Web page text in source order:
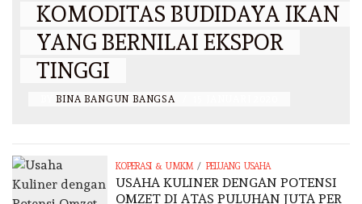
KOMODITAS BUDIDAYA IKAN
YANG BERNILAI EKSPOR
TINGGI
BINA BANGUN BANGSA
KOPERASI & UMKM / PELUANG USAHA
USAHA KULINER DENGAN POTENSI
OMZET DI ATAS PULUHAN JUTA PER